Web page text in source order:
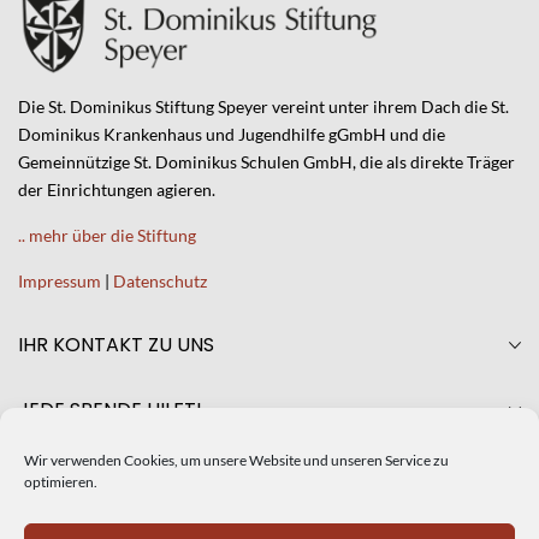
Wir verwenden Cookies, um unsere Website und unseren Service zu
optimieren.
Die St. Dominikus Stiftung Speyer vereint unter ihrem Dach die St.
Dominikus Krankenhaus und Jugendhilfe gGmbH und die
Gemeinnützige St. Dominikus Schulen GmbH, die als direkte Träger
der Einrichtungen agieren.
.. mehr über die Stiftung
Impressum | Datenschutz
IHR KONTAKT ZU UNS
JEDE SPENDE HILFT!
AKTUELLES
CRISTINA DE SILIÓ NEUE GESCHÄFTSFÜHRERIN DER ST.